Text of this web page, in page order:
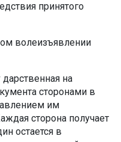
принятого
волеизъявлении
на
сторонами в
им
сторона получает
остается в